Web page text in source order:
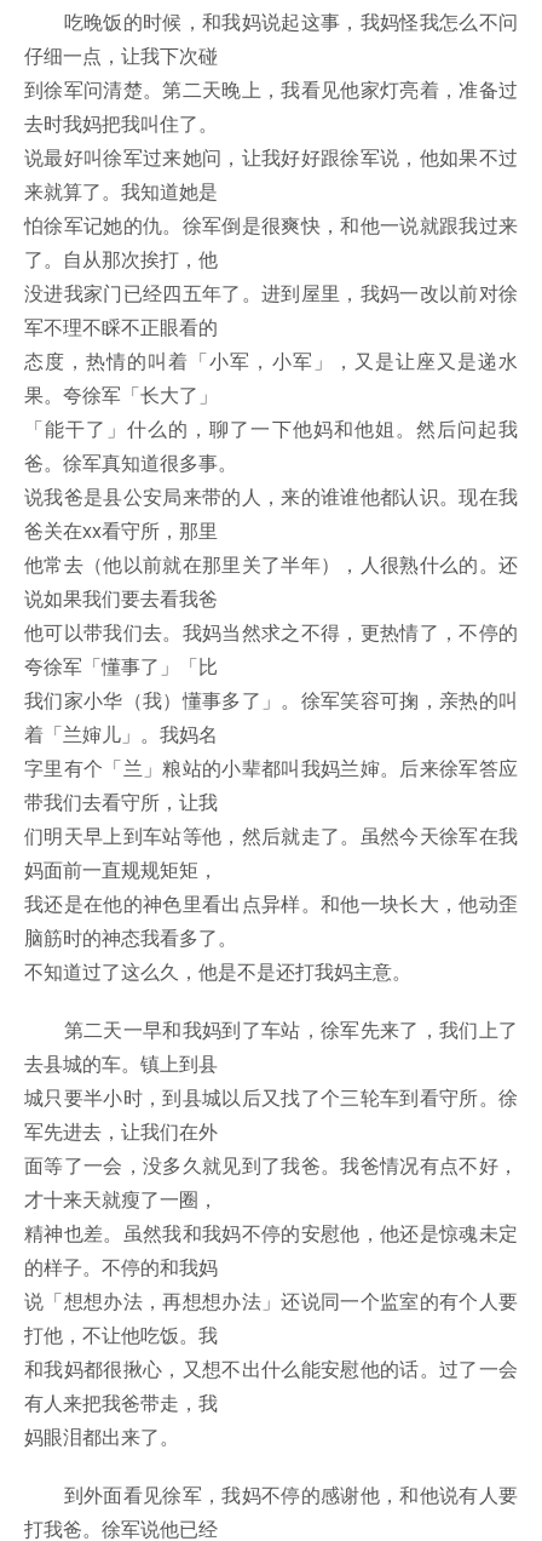
吃晚饭的时候，和我妈说起这事，我妈怪我怎么不问
仔细一点，让我下次碰
到徐军问清楚。第二天晚上，我看见他家灯亮着，准备过
去时我妈把我叫住了。
说最好叫徐军过来她问，让我好好跟徐军说，他如果不过
来就算了。我知道她是
怕徐军记她的仇。徐军倒是很爽快，和他一说就跟我过来
了。自从那次挨打，他
没进我家门已经四五年了。进到屋里，我妈一改以前对徐
军不理不睬不正眼看的
态度，热情的叫着「小军，小军」，又是让座又是递水
果。夸徐军「长大了」
「能干了」什么的，聊了一下他妈和他姐。然后问起我
爸。徐军真知道很多事。
说我爸是县公安局来带的人，来的谁谁他都认识。现在我
爸关在xx看守所，那里
他常去（他以前就在那里关了半年），人很熟什么的。还
说如果我们要去看我爸
他可以带我们去。我妈当然求之不得，更热情了，不停的
夸徐军「懂事了」「比
我们家小华（我）懂事多了」。徐军笑容可掬，亲热的叫
着「兰婶儿」。我妈名
字里有个「兰」粮站的小辈都叫我妈兰婶。后来徐军答应
带我们去看守所，让我
们明天早上到车站等他，然后就走了。虽然今天徐军在我
妈面前一直规规矩矩，
我还是在他的神色里看出点异样。和他一块长大，他动歪
脑筋时的神态我看多了。
不知道过了这么久，他是不是还打我妈主意。
第二天一早和我妈到了车站，徐军先来了，我们上了
去县城的车。镇上到县
城只要半小时，到县城以后又找了个三轮车到看守所。徐
军先进去，让我们在外
面等了一会，没多久就见到了我爸。我爸情况有点不好，
才十来天就瘦了一圈，
精神也差。虽然我和我妈不停的安慰他，他还是惊魂未定
的样子。不停的和我妈
说「想想办法，再想想办法」还说同一个监室的有个人要
打他，不让他吃饭。我
和我妈都很揪心，又想不出什么能安慰他的话。过了一会
有人来把我爸带走，我
妈眼泪都出来了。
到外面看见徐军，我妈不停的感谢他，和他说有人要
打我爸。徐军说他已经